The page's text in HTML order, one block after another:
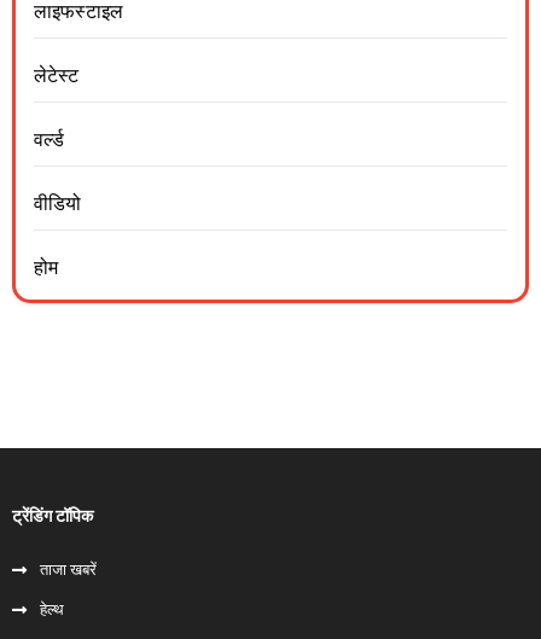
लाइफस्टाइल
लेटेस्ट
वर्ल्ड
वीडियो
होम
ट्रेंडिंग टॉपिक
ताजा खबरें
हेल्‍थ